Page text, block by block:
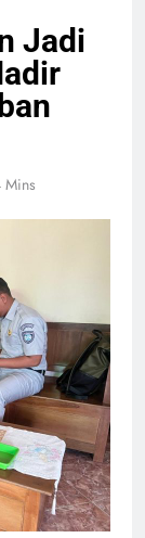
Jadi
Mins